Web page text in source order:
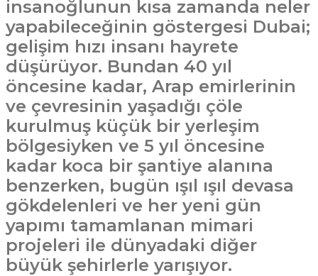
insanoğlunun kısa zamanda neler
yapabileceğinin göstergesi Dubai;
gelişim hızı insanı hayrete
düşürüyor. Bundan 40 yıl
öncesine kadar, Arap emirlerinin
ve çevresinin yaşadığı çöle
kurulmuş küçük bir yerleşim
bölgesiyken ve 5 yıl öncesine
kadar koca bir şantiye alanına
benzerken, bugün ışıl ışıl devasa
gökdelenleri ve her yeni gün
yapımı tamamlanan mimari
projeleri ile dünyadaki diğer
büyük şehirlerle yarışıyor.